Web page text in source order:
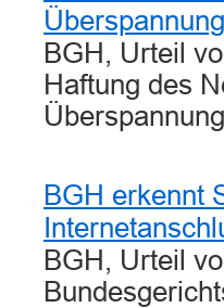
BGH, Urteil
Haftung des
BGH erkennt
BGH, Urteil